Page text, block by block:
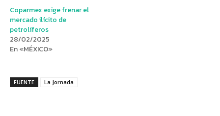
Coparmex exige frenar el
mercado ilícito de
petrolíferos
28/02/2025
En «MÉXICO»
FUENTE La Jornada